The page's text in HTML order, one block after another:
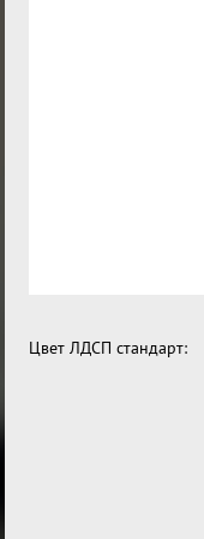
Цвет ЛДСП стандарт: